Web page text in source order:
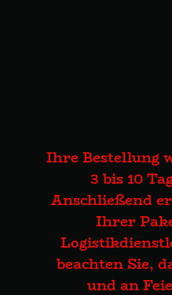
Ihre Bestellung
3 bis 10
Anschließend
Ihrer
beachten Sie,
und an